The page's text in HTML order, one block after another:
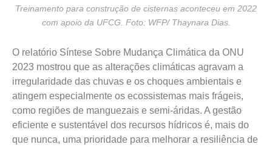
Treinamento para construção de cisternas aconteceu em 2022
com apoio da UFCG. Foto: WFP/ Thaynara Dias.
O relatório Síntese Sobre Mudança Climática da ONU
2023 mostrou que as alterações climáticas agravam a
irregularidade das chuvas e os choques ambientais e
atingem especialmente os ecossistemas mais frágeis,
como regiões de manguezais e semi-áridas. A gestão
eficiente e sustentável dos recursos hídricos é, mais do
que nunca, uma prioridade para melhorar a resiliência de